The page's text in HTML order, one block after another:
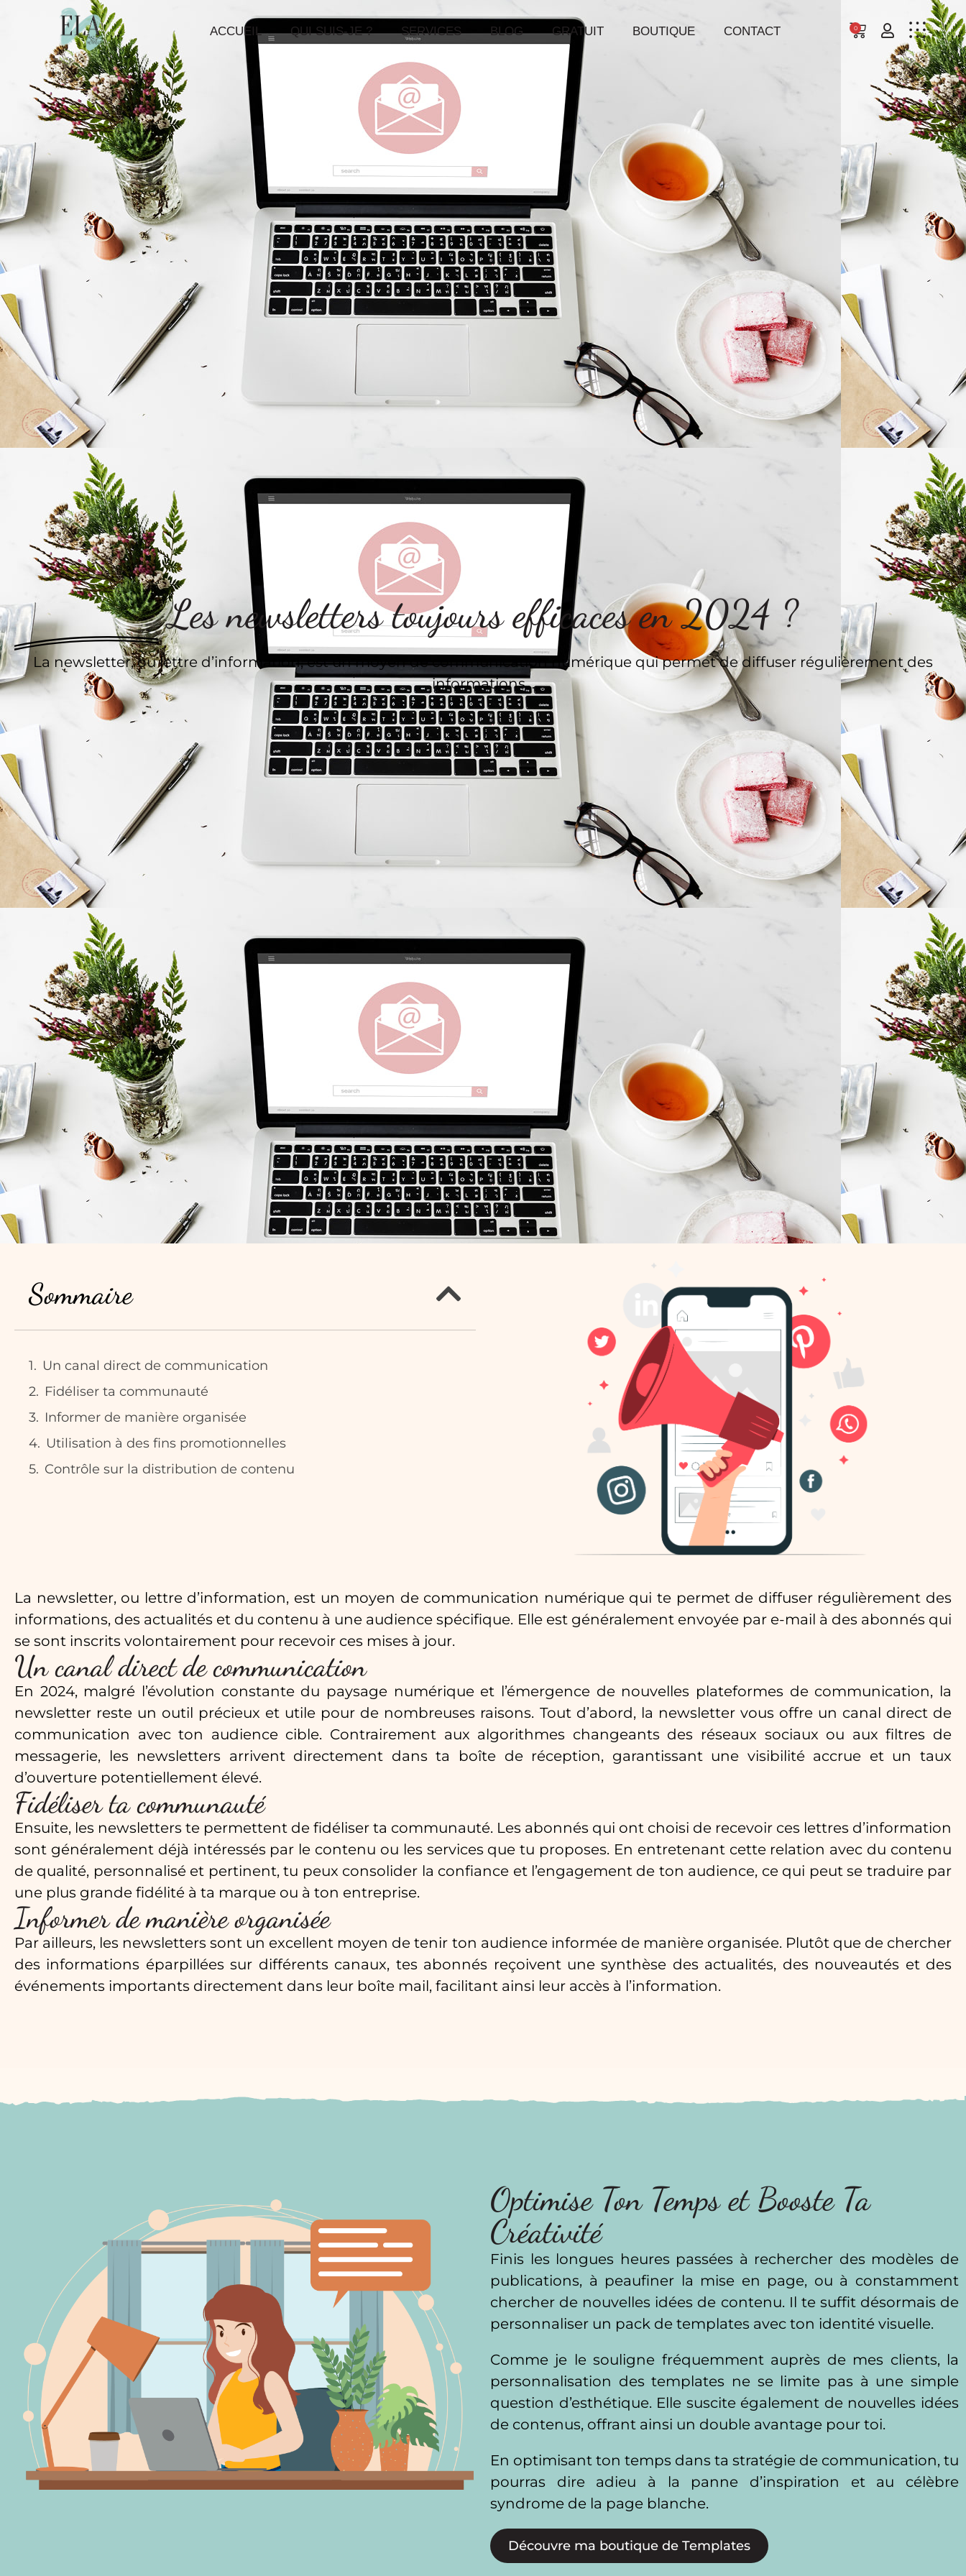
Ela Communication
ACCUEIL QUI SUIS-JE ? SERVICES BLOG GRATUIT BOUTIQUE CONTACT 0
Les newsletters toujours efficaces en 2024 ?
La newsletter, ou lettre d’information, est un moyen de communication numérique qui permet de diffuser régulièrement des
informations…
Sommaire
Un canal direct de communication
Fidéliser ta communauté
Informer de manière organisée
Utilisation à des fins promotionnelles
Contrôle sur la distribution de contenu
La newsletter, ou lettre d’information, est un moyen de communication numérique qui te permet de diffuser régulièrement des
informations, des actualités et du contenu à une audience spécifique. Elle est généralement envoyée par e-mail à des abonnés qui
se sont inscrits volontairement pour recevoir ces mises à jour.
Un canal direct de communication
En 2024, malgré l’évolution constante du paysage numérique et l’émergence de nouvelles plateformes de communication, la
newsletter reste un outil précieux et utile pour de nombreuses raisons. Tout d’abord, la newsletter vous offre un canal direct de
communication avec ton audience cible. Contrairement aux algorithmes changeants des réseaux sociaux ou aux filtres de
messagerie, les newsletters arrivent directement dans ta boîte de réception, garantissant une visibilité accrue et un taux
d’ouverture potentiellement élevé.
Fidéliser ta communauté
Ensuite, les newsletters te permettent de fidéliser ta communauté. Les abonnés qui ont choisi de recevoir ces lettres d’information
sont généralement déjà intéressés par le contenu ou les services que tu proposes. En entretenant cette relation avec du contenu
de qualité, personnalisé et pertinent, tu peux consolider la confiance et l’engagement de ton audience, ce qui peut se traduire par
une plus grande fidélité à ta marque ou à ton entreprise.
Informer de manière organisée
Par ailleurs, les newsletters sont un excellent moyen de tenir ton audience informée de manière organisée. Plutôt que de chercher
des informations éparpillées sur différents canaux, tes abonnés reçoivent une synthèse des actualités, des nouveautés et des
événements importants directement dans leur boîte mail, facilitant ainsi leur accès à l’information.
Optimise Ton Temps et Booste Ta
Créativité
Finis les longues heures passées à rechercher des modèles de
publications, à peaufiner la mise en page, ou à constamment
chercher de nouvelles idées de contenu. Il te suffit désormais de
personnaliser un pack de templates avec ton identité visuelle.
Comme je le souligne fréquemment auprès de mes clients, la
personnalisation des templates ne se limite pas à une simple
question d’esthétique. Elle suscite également de nouvelles idées
de contenus, offrant ainsi un double avantage pour toi.
En optimisant ton temps dans ta stratégie de communication, tu
pourras dire adieu à la panne d’inspiration et au célèbre
syndrome de la page blanche.
Découvre ma boutique de Templates